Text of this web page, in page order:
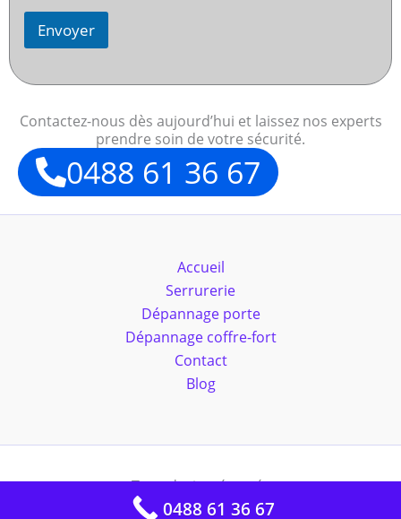
Envoyer
Contactez-nous dès aujourd’hui et laissez nos experts
prendre soin de votre sécurité.
0488 61 36 67
Accueil
Serrurerie
Dépannage porte
Dépannage coffre-fort
Contact
Blog
Tous droits réservés
0488 61 36 67